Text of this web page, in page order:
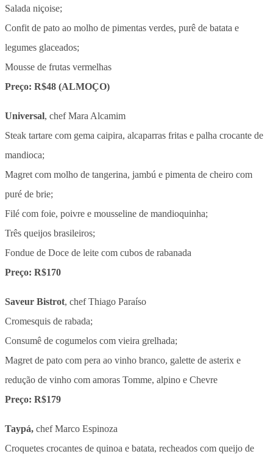
Salada niçoise;
Confit de pato ao molho de pimentas verdes, purê de batata e
legumes glaceados;
Mousse de frutas vermelhas
Preço: R$48 (ALMOÇO)
Universal, chef Mara Alcamim
Steak tartare com gema caipira, alcaparras fritas e palha crocante de
mandioca;
Magret com molho de tangerina, jambú e pimenta de cheiro com
puré de brie;
Filé com foie, poivre e mousseline de mandioquinha;
Três queijos brasileiros;
Fondue de Doce de leite com cubos de rabanada
Preço: R$170
Saveur Bistrot, chef Thiago Paraíso
Cromesquis de rabada;
Consumê de cogumelos com vieira grelhada;
Magret de pato com pera ao vinho branco, galette de asterix e
redução de vinho com amoras Tomme, alpino e Chevre
Preço: R$179
Taypá, chef Marco Espinoza
Croquetes crocantes de quinoa e batata, recheados com queijo de